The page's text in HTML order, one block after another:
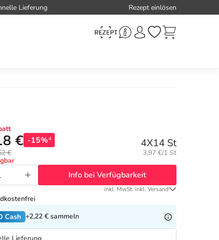
Lieferung Rezept einlösen
€ -15%4
€
4X14 St
Grundpreis:
3,97 €/1 St
Info bei Verfügbarkeit
inkl. MwSt. inkl. Versand
Cash +2,22 € sammeln